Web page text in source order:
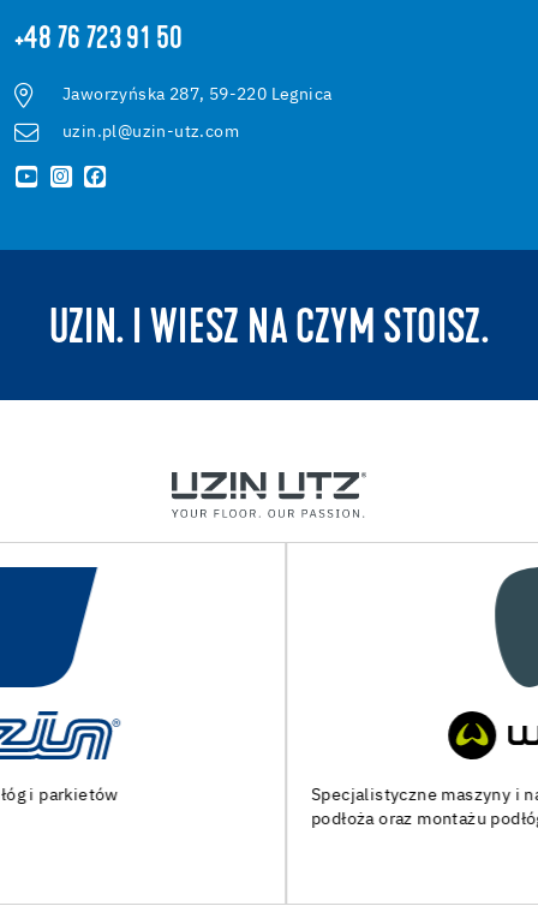
+48 76 723 91 50
Jaworzyńska 287, 59-220 Legnica
uzin.pl@uzin-utz.com
UZIN. I WIESZ NA CZYM STOISZ.
Specjalistyczne maszyny i narzędzia do przygotowania